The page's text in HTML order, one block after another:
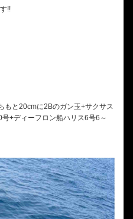
!!
もと20cmに2Bのガン玉+サクサス
+ディーフロン船ハリス6号6～